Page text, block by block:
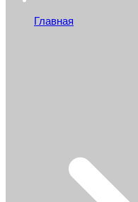
Главная